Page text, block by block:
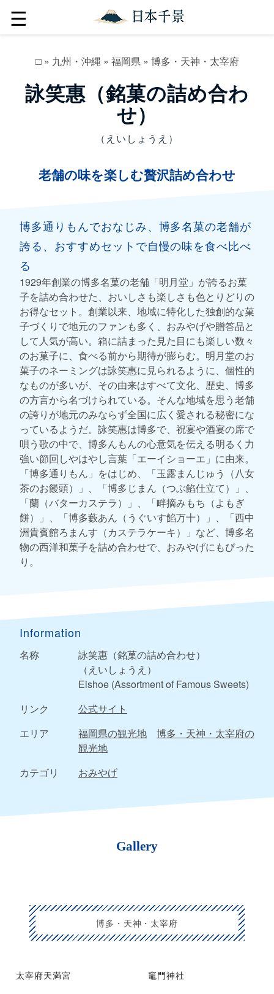
☰
□» 九州・沖縄 » 福岡県» 博多・天神・太宰府
詠笑惠（銘菓の詰め合わ
せ）
（えいしょうえ）
老舗の味を楽しむ贅沢詰め合わせ
博多通りもんでおなじみ、博多名菓の老舗が
誇る、おすすめセットで自慢の味を食べ比べ
る
1929年創業の博多名菓の老舗「明月堂」が誇るお菓
子を詰め合わせた、おいしさも楽しさも色とりどりの
お得なセット。創業以来、地域に特化した独創的な菓
子づくりで地元のファンも多く、おみやげや贈答品と
して人気が高い。箱に詰まった見た目にも楽しい数々
のお菓子に、食べる前から期待が膨らむ。明月堂のお
菓子のネーミングは詠笑惠に見られるように、個性的
なものが多いが、その由来はすべて文化、歴史、博多
の方言から名づけられている。そんな地域を思う老舗
の誇りが地元のみならず全国に広く愛される秘密にな
っているようだ。詠笑惠は博多で、祝宴や酒宴の席で
唄う歌の中で、博多んもんの心意気を伝える明るく力
強い節回しやはやし言葉「エーイショーエ」に由来。
「博多通りもん」をはじめ、「玉露まんじゅう（八女
茶のお饅頭）」、「博多じまん（つぶ餡仕立て）」、
「蘭（バターカステラ）」、「畔摘みもち（よもぎ
餅）」、「博多藪あん（うぐいす餡万十）」、「西中
洲貴賓館ろまんす（カステラケーキ）」など、博多名
物の西洋和菓子を詰め合わせで、おみやげにもぴった
り。
Information
名称
詠笑惠（銘菓の詰め合わせ）
（えいしょうえ）
Eishoe (Assortment of Famous Sweets)
リンク
公式サイト
エリア
福岡県の観光地
博多・天神・太宰府の
観光地
カテゴリ
おみやげ
Gallery
博多・天神・太宰府
太宰府天満宮 竈門神社